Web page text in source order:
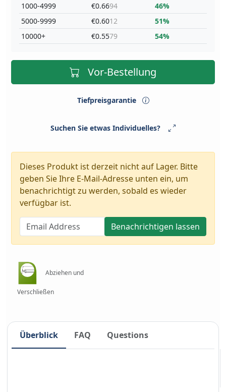
1000-4999
5000-9999
10000+
€0.6694
€0.6012
€0.5579
46%
51%
54%
Vor-Bestellung
Tiefpreisgarantie
Suchen Sie etwas Individuelles?
Dieses Produkt ist derzeit nicht auf Lager. Bitte
geben Sie Ihre E-Mail-Adresse unten ein, um
benachrichtigt zu werden, sobald es wieder
verfügbar ist.
Benachrichtigen lassen
Abziehen und
Verschließen
Überblick FAQ Questions